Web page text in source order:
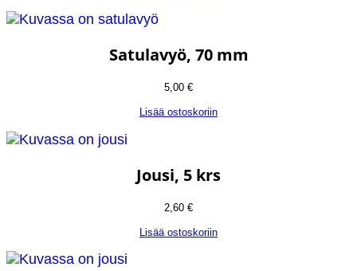
Satulavyö, 70 mm
5,00 €
Lisää ostoskoriin
Jousi, 5 krs
2,60 €
Lisää ostoskoriin